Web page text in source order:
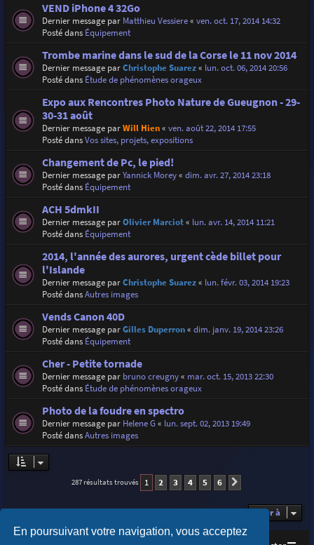
En poursuivant votre navigation, vous acceptez
VEND iPhone 4 32Go
Dernier message par Matthieu Vessiere« ven. oct. 17, 2014 14:32
Posté dans Équipement
Trombe marine dans le sud de la Corse le 11 nov 2014
Dernier message parChristophe Suarez« lun. oct. 06, 2014 20:56
Posté dans Étude de phénomènes orageux
Expo aux Rencontres Photo Nature de Gueugnon - 29-
30-31 août
Dernier message parWill Hien« ven. août 22, 2014 17:55
Posté dansVos sites, projets, expositions
Changement de Pc, le pied!
Dernier message parYannick Morey« dim. avr. 27, 2014 23:18
Posté dans Équipement
ACH 5dmkII
Dernier message parOlivier Marciot« lun. avr. 14, 2014 11:21
Posté dans Équipement
2014, l'année des aurores, urgent cède billet pour
l'Islande
Dernier message parChristophe Suarez« lun. févr. 03, 2014 19:23
Posté dansAutres images
Vends Canon 40D
Dernier message parGilles Duperron« dim. janv. 19, 2014 23:26
Posté dans Équipement
Cher - Petite tornade
Dernier message par bruno creugny« mar. oct. 15, 2013 22:30
Posté dans Étude de phénomènes orageux
Photo de la foudre en spectro
Dernier message par Helene G« lun. sept. 02, 2013 19:49
Posté dansAutres images
287 résultats trouvés 1 2 3 4 5 6
Aller à